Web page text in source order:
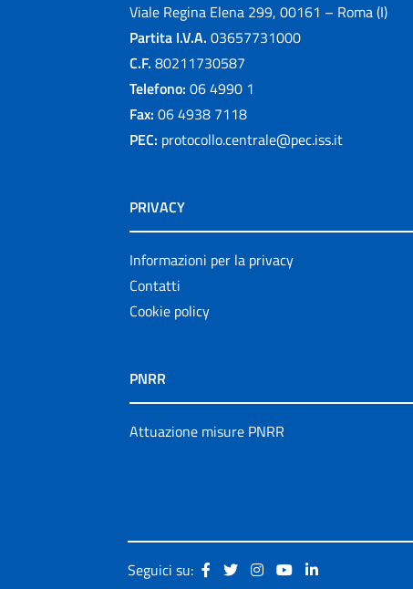
Viale Regina Elena 299, 00161 – Roma (I)
Partita I.V.A. 03657731000
C.F. 80211730587
Telefono: 06 4990 1
Fax: 06 4938 7118
PEC: protocollo.centrale@pec.iss.it
PRIVACY
Informazioni per la privacy
Contatti
Cookie policy
PNRR
Attuazione misure PNRR
Seguici su: